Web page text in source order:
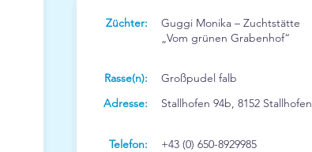
Züchter:
Guggi Monika – Zuchtstätte
„Vom grünen Grabenhof“
Rasse(n):
Adresse:
Großpudel falb
Stallhofen 94b, 8152 Stallhofen
Telefon:
+43 (0) 650-8929985